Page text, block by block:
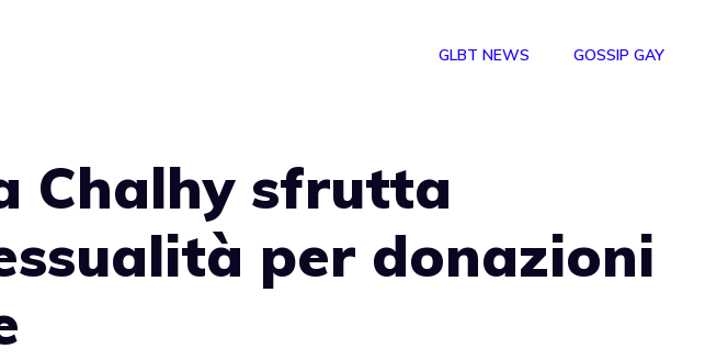
GLBT NEWS GOSSIP GAY
Chalhy sfrutta
per donazioni